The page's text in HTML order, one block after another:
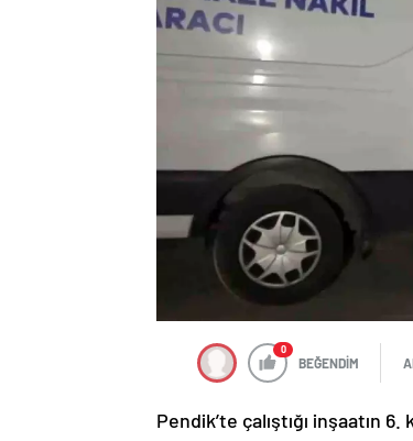
0
BEĞENDİM
Pendik’te çalıştığı inşaatın